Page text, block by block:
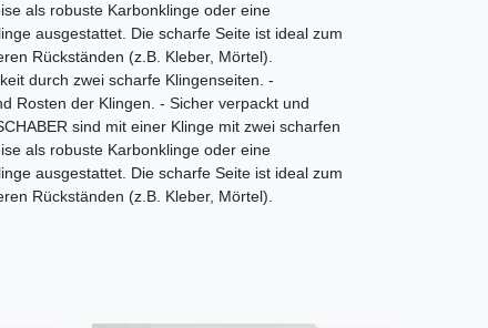
als robuste Karbonklinge oder eine
ausgestattet. Die scharfe Seite ist ideal zum
Rückständen (z.B. Kleber, Mörtel).
durch zwei scharfe Klingenseiten. -
Rosten der Klingen. - Sicher verpackt und
sind mit einer Klinge mit zwei scharfen
als robuste Karbonklinge oder eine
ausgestattet. Die scharfe Seite ist ideal zum
Rückständen (z.B. Kleber, Mörtel).